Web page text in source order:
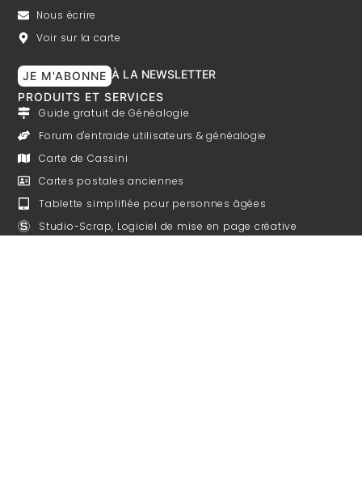
Nous écrire
Voir sur la carte
JE M'ABONNE À LA NEWSLETTER
PRODUITS ET SERVICES
Guide gratuit de Généalogie
Forum d'entraide utilisateurs & généalogie
Carte de Cassini
Cartes postales anciennes
Tablette simplifiée pour personnes âgées
Studio-Scrap, Logiciel de mise en page créative